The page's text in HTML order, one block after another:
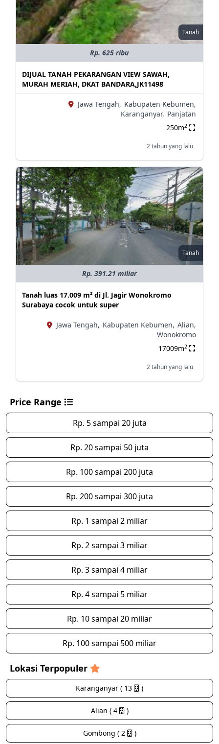
Tanah
Rp. 625 ribu
DIJUAL TANAH PEKARANGAN VIEW SAWAH,
MURAH MERIAH, DKAT BANDARA,JK11498
Jawa Tengah, Kabupaten Kebumen,
Karanganyar, Panjatan
250m2
2 tahun yang lalu
Tanah
Rp. 391.21 miliar
Tanah luas 17.009 m² di Jl. Jagir Wonokromo
Surabaya cocok untuk super
Jawa Tengah, Kabupaten Kebumen, Alian,
Wonokromo
17009m2
2 tahun yang lalu
Price Range
Rp. 5 sampai 20 juta
Rp. 20 sampai 50 juta
Rp. 100 sampai 200 juta
Rp. 200 sampai 300 juta
Rp. 1 sampai 2 miliar
Rp. 2 sampai 3 miliar
Rp. 3 sampai 4 miliar
Rp. 4 sampai 5 miliar
Rp. 10 sampai 20 miliar
Rp. 100 sampai 500 miliar
Lokasi Terpopuler
Karanganyar ( 13 )
Alian ( 4 )
Gombong ( 2 )